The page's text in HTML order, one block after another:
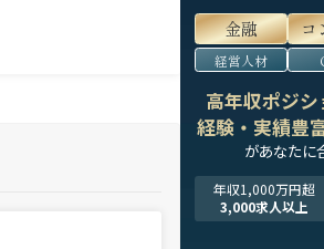
金融 コ
経営人材
高年収ポジシ
経験・実績豊
があなたに
年収1,000万円超
3,000求人以上